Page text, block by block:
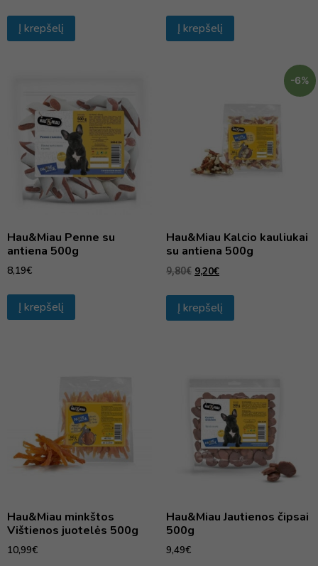
Į krepšelį Į krepšelį
Hau&Miau Penne su
antiena 500g
8,19€
Į krepšelį
-6%
Hau&Miau Kalcio kauliukai
su antiena 500g
9,80€ 9,20€
Į krepšelį
Hau&Miau minkštos
Vištienos juotelės 500g
10,99€
Hau&Miau Jautienos čipsai
500g
9,49€